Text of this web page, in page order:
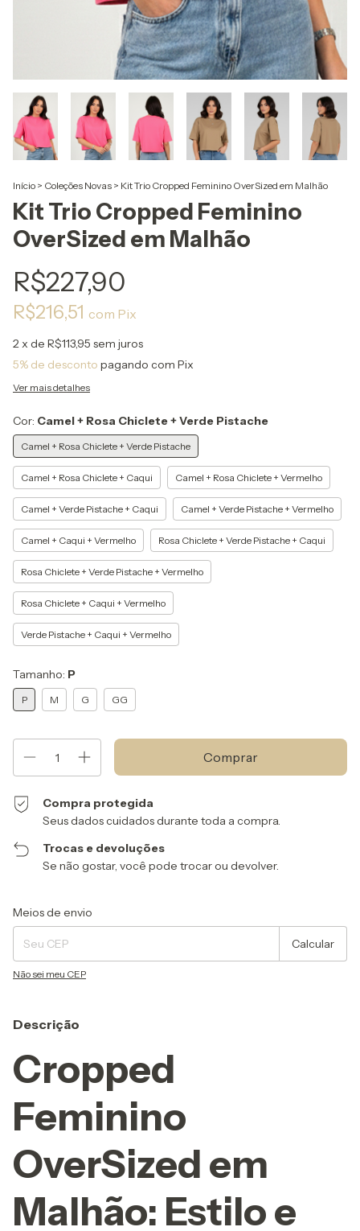
Início > Coleções Novas > Kit Trio Cropped Feminino OverSized em Malhão
Kit Trio Cropped Feminino
OverSized em Malhão
R$227,90
R$216,51 com Pix
2x de R$113,95 sem juros
5% de desconto pagando com Pix
Ver mais detalhes
Cor: Camel + Rosa Chiclete + Verde Pistache
Camel + Rosa Chiclete + Verde Pistache
Camel + Rosa Chiclete + Caqui Camel + Rosa Chiclete + Vermelho
Camel + Verde Pistache + Caqui Camel + Verde Pistache + Vermelho
Camel + Caqui + Vermelho Rosa Chiclete + Verde Pistache + Caqui
Rosa Chiclete + Verde Pistache + Vermelho
Rosa Chiclete + Caqui + Vermelho
Verde Pistache + Caqui + Vermelho
Tamanho: P
P M G GG
Compra protegida
Seus dados cuidados durante toda a compra.
Trocas e devoluções
Se não gostar, você pode trocar ou devolver.
Entregas para o CEP:
Meios de envio
Calcular
Não sei meu CEP
Descrição
Cropped
Feminino
OverSized em
Malhão: Estilo e